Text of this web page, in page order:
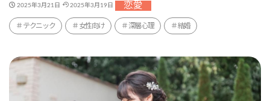
2025年3月21日 2025年3月19日 恋愛
テクニック 女性向け 深層心理 結婚